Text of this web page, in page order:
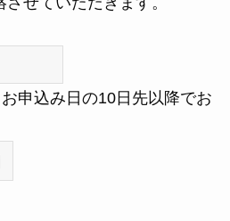
込み日の10日先以降でお